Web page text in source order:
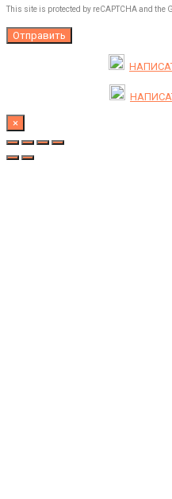
This site is protected by reCAPTCHA and the
×